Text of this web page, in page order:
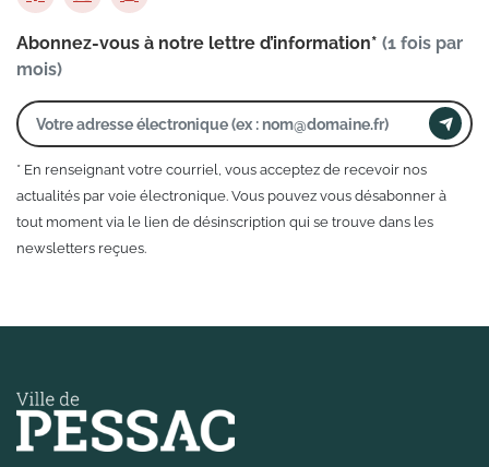
Abonnez-vous à notre lettre d’information* (1 fois par
mois)
* En renseignant votre courriel, vous acceptez de recevoir nos
actualités par voie électronique. Vous pouvez vous désabonner à
tout moment via le lien de désinscription qui se trouve dans les
newsletters reçues.